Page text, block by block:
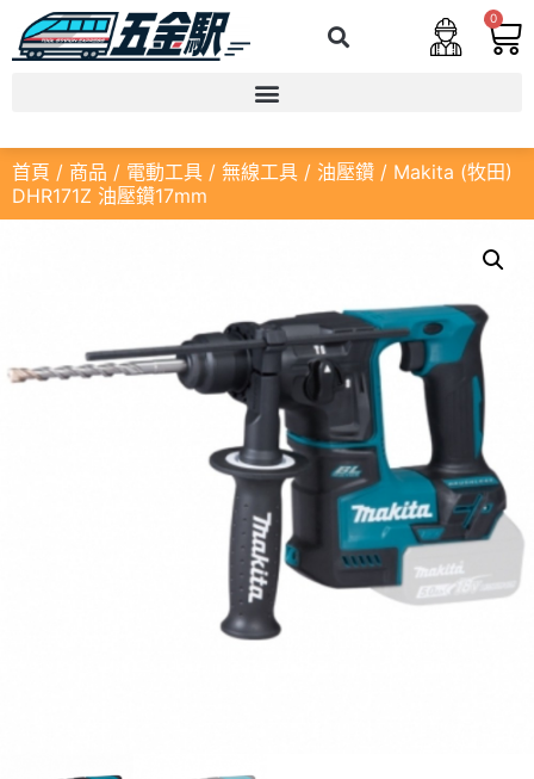
0
首頁 / 商品 / 電動工具 / 無線工具 / 油壓鑽 / Makita (牧田)
DHR171Z 油壓鑽17mm